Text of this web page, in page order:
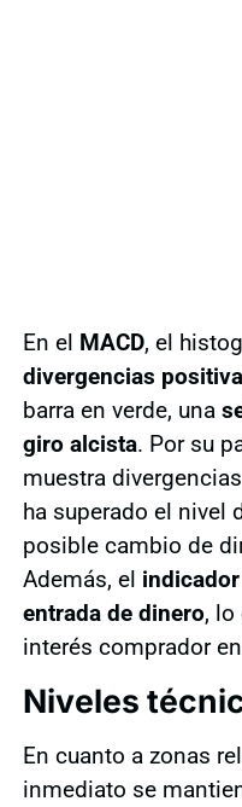
En el MACD, el
divergencias
barra en verde, una
giro alcista. Por su
muestra
ha superado el nivel
posible cambio de
Además, el
entrada de dinero, lo
interés comprador
Niveles
En cuanto a zonas
inmediato se